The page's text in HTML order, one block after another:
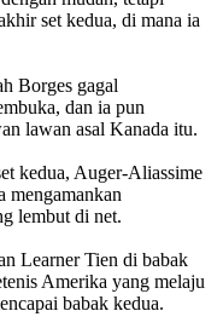
set kedua, di mana ia
Borges gagal
dan ia pun
lawan asal Kanada itu.
kedua, Auger-Aliassime
mengamankan
lembut di net.
Learner Tien di babak
Amerika yang melaju
babak kedua.